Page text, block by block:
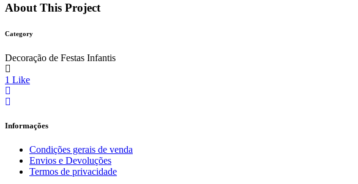
About This Project
Category
Decoração de Festas Infantis
1 Like
Informações
Condições gerais de venda
Envios e Devoluções
Termos de privacidade